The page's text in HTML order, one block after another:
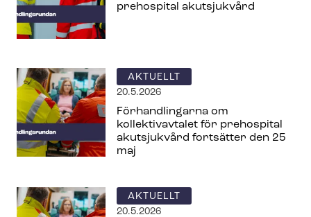
prehospital akutsjukvård
AKTUELLT
20.5.2026
Förhandlingarna om
kollektivavtalet för prehospital
akutsjukvård fortsätter den 25
maj
AKTUELLT
20.5.2026